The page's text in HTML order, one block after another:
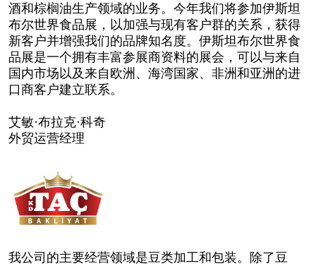
酒和棕榈油生产领域的业务。今年我们将参加伊斯坦
布尔世界食品展，以加强与现有客户群的关系，获得
新客户并增强我们的品牌知名度。伊斯坦布尔世界食
品展是一个拥有丰富参展商资料的展会，可以与来自
国内市场以及来自欧洲、海湾国家、非洲和亚洲的进
口商客户建立联系。
艾敏·布拉克·科奇
外贸运营经理
我公司的主要经营领域是豆类加工和包装。除了豆